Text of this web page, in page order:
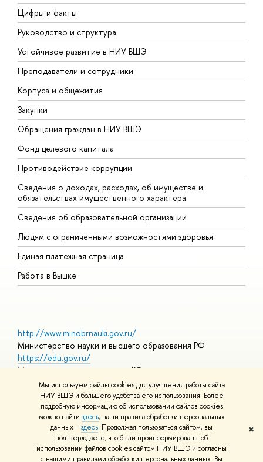
Мы используем файлы cookies для улучшения работы сайта
НИУ ВШЭ и большего удобства его использования. Более
подробную информацию об использовании файлов cookies
можно найти здесь, наши правила обработки персональных
данных –здесь. Продолжая пользоваться сайтом, вы
подтверждаете, что были проинформированы об
использовании файлов cookies сайтом НИУ ВШЭ и согласны
с нашими правилами обработки персональных данных. Вы
✖
Цифры и факты
Руководство и структура
Устойчивое развитие в НИУ ВШЭ
Преподаватели и сотрудники
Корпуса и общежития
Закупки
Обращения граждан в НИУ ВШЭ
Фонд целевого капитала
Противодействие коррупции
Сведения о доходах, расходах, об имуществе и
обязательствах имущественного характера
Сведения об образовательной организации
Людям с ограниченными возможностями здоровья
Единая платежная страница
Работа в Вышке
http://www.minobrnauki.gov.ru/
Министерство науки и высшего образования РФ
https://edu.gov.ru/
Министерство просвещения РФ
https://elearning.hse.ru/mooc
Массовые открытые онлайн-курсы
© НИУ ВШЭ 1993–2026 Адреса и контактыУсловия
использования материалов Политика конфиденциальности